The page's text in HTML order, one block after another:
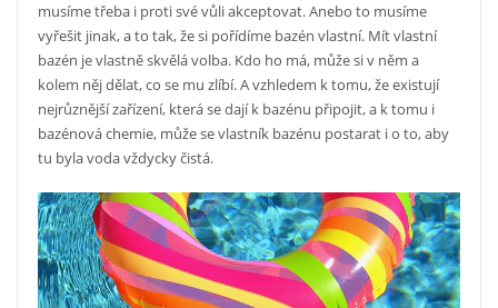
musíme třeba i proti své vůli akceptovat. Anebo to musíme
vyřešit jinak, a to tak, že si pořídíme bazén vlastní. Mít vlastní
bazén je vlastně skvělá volba. Kdo ho má, může si v něm a
kolem něj dělat, co se mu zlíbí. A vzhledem k tomu, že existují
nejrůznější zařízení, která se dají k bazénu připojit, a k tomu i
bazénová chemie, může se vlastník bazénu postarat i o to, aby
tu byla voda vždycky čistá.